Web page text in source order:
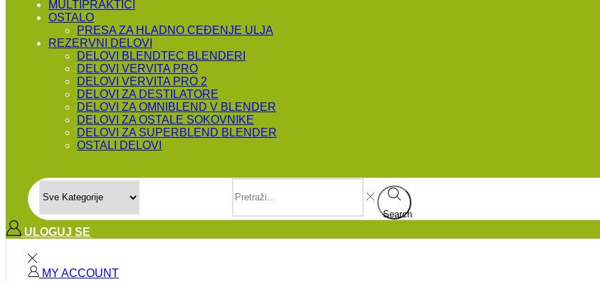
MULTIPRAKTICI
OSTALO
PRESA ZA HLADNO CEĐENJE ULJA
REZERVNI DELOVI
DELOVI BLENDTEC BLENDERI
DELOVI VERVITA PRO
DELOVI VERVITA PRO 2
DELOVI ZA DESTILATORE
DELOVI ZA OMNIBLEND V BLENDER
DELOVI ZA OSTALE SOKOVNIKE
DELOVI ZA SUPERBLEND BLENDER
OSTALI DELOVI
Search
ULOGUJ SE
MY ACCOUNT